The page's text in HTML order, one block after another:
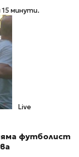
минути.
Live
футболист